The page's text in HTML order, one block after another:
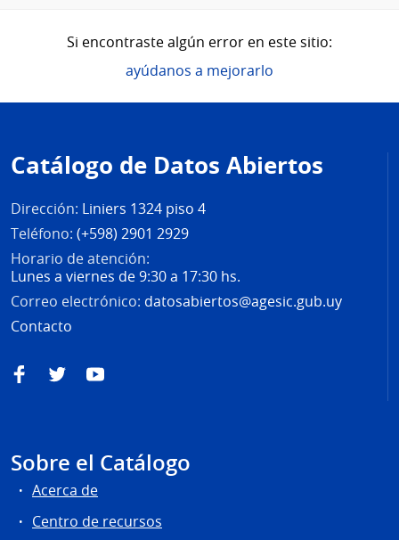
Si encontraste algún error en este sitio:
ayúdanos a mejorarlo
de
página
Catálogo de Datos Abiertos
Dirección: Liniers 1324 piso 4
Teléfono: (+598) 2901 2929
Horario de atención:
Lunes a viernes de 9:30 a 17:30 hs.
Correo electrónico: datosabiertos@agesic.gub.uy
Contacto
FacebookTwitterYouTube
Sobre el Catálogo
Acerca de
Centro de recursos